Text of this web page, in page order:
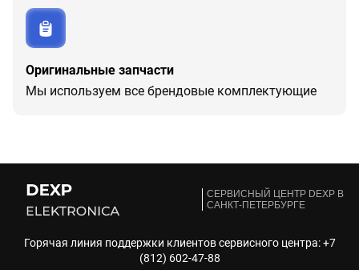
Оригинальные запчасти
Мы используем все брендовые комплектующие
CЕРВИСНЫЙ ЦЕНТР DEXP В
САНКТ-ПЕТЕРБУРГЕ
Горячая линия поддержки клиентов сервисного центра:+7
(812) 602-47-88